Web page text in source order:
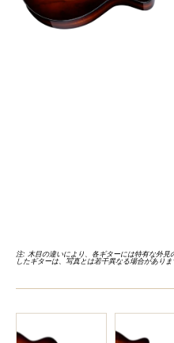
注: 木目の違いにより、各ギターには特有な外
したギターは、写真とは若干異なる場合がありま